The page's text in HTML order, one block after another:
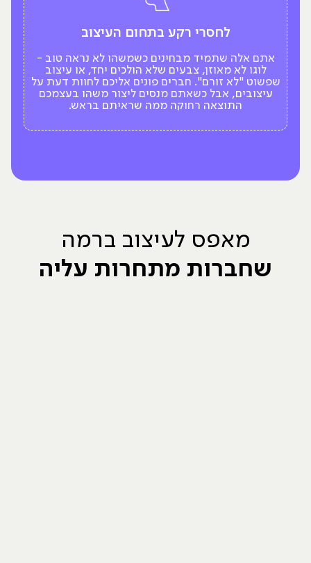
לחסרי רקע בתחום העיצוב
אתם אלה שתמיד מבחינים כשמשהו לא נראה טוב -
לוגו לא מאוזן, צבעים שלא הולכים יחד, או עיצוב
שפשוט "לא זורם". חברים פונים אליכם לחוות דעת על
עיצובים, אבל כשאתם מנסים ליצור משהו בעצמכם
התוצאה רחוקה ממה שראיתם בראש.
מאפס לעיצוב ברמה
שחברות מתחרות עליה